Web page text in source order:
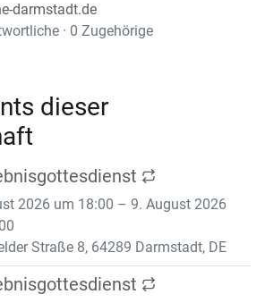
darmstadt.de
· 0 Zugehörige
dieser
2026 um 18:00 – 9. August 2026
Straße 8, 64289 Darmstadt, DE